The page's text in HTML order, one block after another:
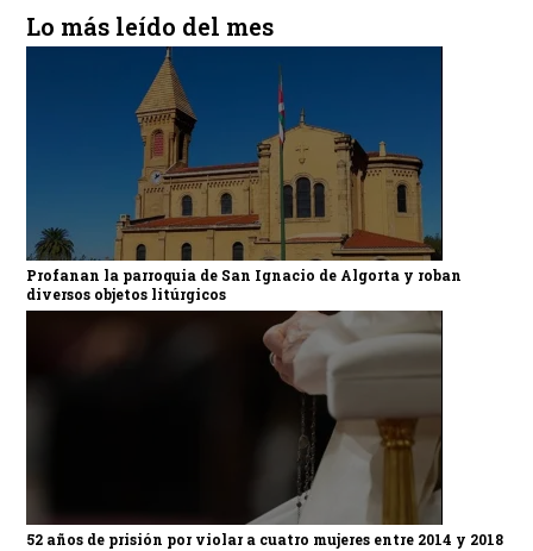
Lo más leído del mes
Profanan la parroquia de San Ignacio de Algorta y roban
diversos objetos litúrgicos
52 años de prisión por violar a cuatro mujeres entre 2014 y 2018